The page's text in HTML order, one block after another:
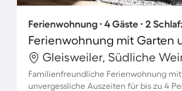
Ferienwohnung ∙ 4 Gäste ∙ 2
Ferienwohnung mit Garten
Familienfreundliche Ferienwohnung
unvergessliche Auszeiten für bis zu 4